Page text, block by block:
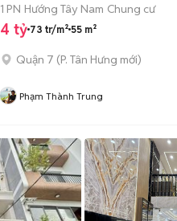
1 PN Hướng Tây Nam Chung cư
4 tỷ 73 tr/m² 55 m²
Quận 7 (P. Tân Hưng mới)
Phạm Thành Trung